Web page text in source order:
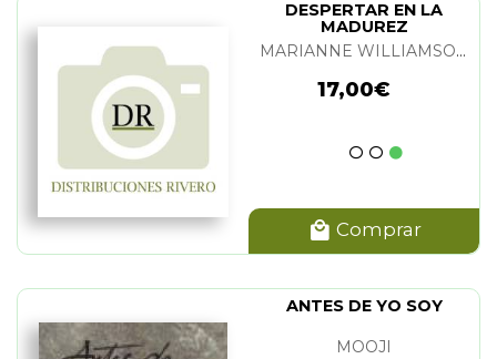
DESPERTAR EN LA
MADUREZ
MARIANNE WILLIAMSON
17,00€
Comprar
ANTES DE YO SOY
MOOJI